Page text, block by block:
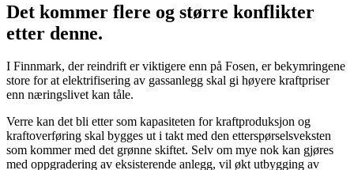
Det kommer flere og større konflikter
etter denne.
I Finnmark, der reindrift er viktigere enn på Fosen, er bekymringene
store for at elektrifisering av gassanlegg skal gi høyere kraftpriser
enn næringslivet kan tåle.
Verre kan det bli etter som kapasiteten for kraftproduksjon og
kraftoverføring skal bygges ut i takt med den etterspørselsveksten
som kommer med det grønne skiftet. Selv om mye nok kan gjøres
med oppgradering av eksisterende anlegg, vil økt utbygging av